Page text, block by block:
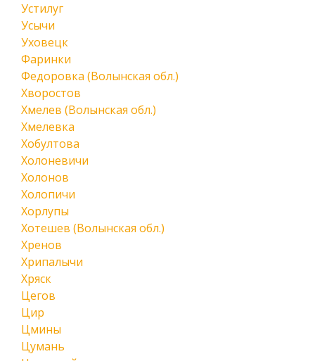
Устилуг
Усычи
Уховецк
Фаринки
Федоровка (Волынская обл.)
Хворостов
Хмелев (Волынская обл.)
Хмелевка
Хобултова
Холоневичи
Холонов
Холопичи
Хорлупы
Хотешев (Волынская обл.)
Хренов
Хрипалычи
Хряск
Цегов
Цир
Цмины
Цумань